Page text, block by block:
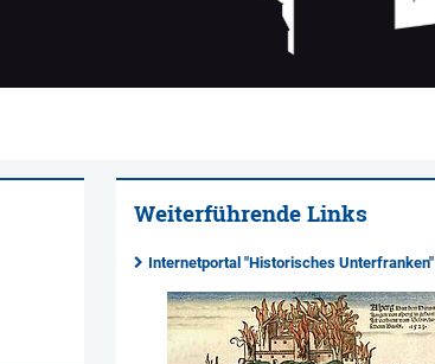
Weiterführende Links
Internetportal "Historisches Unterfranken"